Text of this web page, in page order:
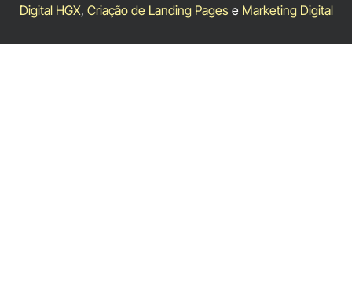
Digital HGX, Criação de Landing Pagese Marketing Digital